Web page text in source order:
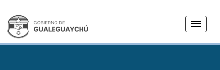
T
g